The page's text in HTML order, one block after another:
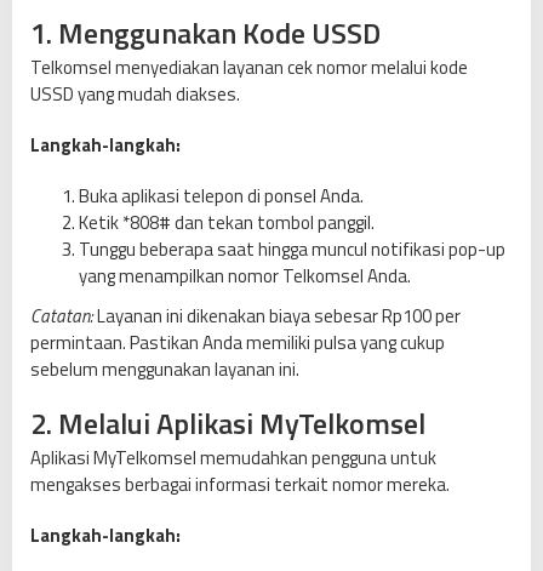
S
m
a
r
e
n
,
T
r
i
d
a
n
A
1. Menggunakan Kode USSD
Telkomsel menyediakan layanan cek nomor melalui kode
USSD yang mudah diakses.
Langkah-langkah:
Buka aplikasi telepon di ponsel Anda.
Ketik *808# dan tekan tombol panggil.
Tunggu beberapa saat hingga muncul notifikasi pop-up
yang menampilkan nomor Telkomsel Anda.
Catatan:Layanan ini dikenakan biaya sebesar Rp100 per
permintaan. Pastikan Anda memiliki pulsa yang cukup
sebelum menggunakan layanan ini.
2. Melalui Aplikasi MyTelkomsel
Aplikasi MyTelkomsel memudahkan pengguna untuk
mengakses berbagai informasi terkait nomor mereka.
Langkah-langkah: